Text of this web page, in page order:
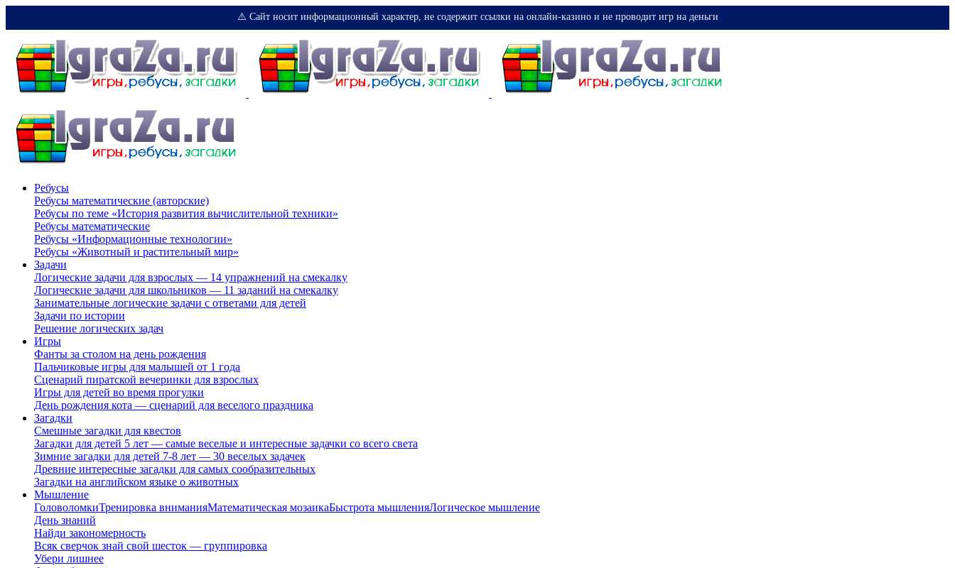
⚠️ Сайт носит информационный характер, не содержит ссылки на онлайн-казино и не проводит игр на деньги
Ребусы
Ребусы математические (авторские)
Ребусы по теме «История развития вычислительной техники»
Ребусы математические
Ребусы «Информационные технологии»
Ребусы «Животный и растительный мир»
Задачи
Логические задачи для взрослых — 14 упражнений на смекалку
Логические задачи для школьников — 11 заданий на смекалку
Занимательные логические задачи с ответами для детей
Задачи по истории
Решение логических задач
Игры
Фанты за столом на день рождения
Пальчиковые игры для малышей от 1 года
Сценарий пиратской вечеринки для взрослых
Игры для детей во время прогулки
День рождения кота — сценарий для веселого праздника
Загадки
Смешные загадки для квестов
Загадки для детей 5 лет — самые веселые и интересные задачки со всего света
Зимние загадки для детей 7-8 лет — 30 веселых задачек
Древние интересные загадки для самых сообразительных
Загадки на английском языке о животных
Мышление
ГоловоломкиТренировка вниманияМатематическая мозаикаБыстрота мышленияЛогическое мышление
День знаний
Найди закономерность
Всяк сверчок знай свой шесток — группировка
Убери лишнее